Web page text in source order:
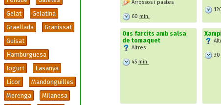
Gelat
Gelatina
Graellada
Granissat
Guisat
Hamburguesa
Iogurt
Lasanya
Licor
Mandonguilles
Merenga
Milanesa
Arrossos i pastes
60 min.
Ous farcits amb salsa
de tomaquet
Altres
45 min.
30